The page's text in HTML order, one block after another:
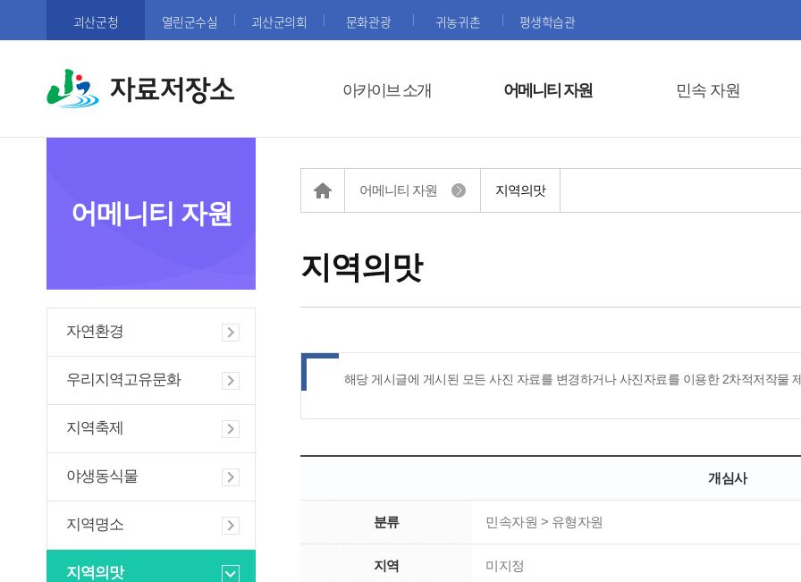
괴산군청 열린군수실 괴산군의회 문화관광 귀농귀촌 평생학습관
자료저장소 아카이브 소개 어메니티 자원 민속 자원
어메니티 자원
자연환경
우리지역고유문화
지역축제
야생동식물
지역명소
지역의맛
지역의맛
어메니티 자원 지역의맛
해당 게시글에 게시된 모든 사진 자료를 변경하거나 사진자료를 이용한 2차적저작물
개심사
분류 민속자원 > 유형자원
지역 미지정